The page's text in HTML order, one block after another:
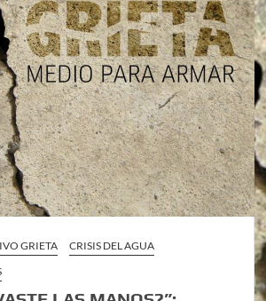
GRIETA
CRISIS DEL AGUA